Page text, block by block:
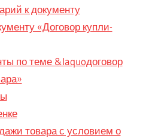
к документу
«Договор купли-
по теме &laquoдоговор
товара с условием о